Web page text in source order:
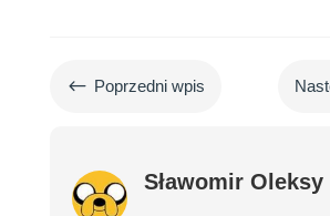
# Poprzedni wpis
Sławomir Oleksy